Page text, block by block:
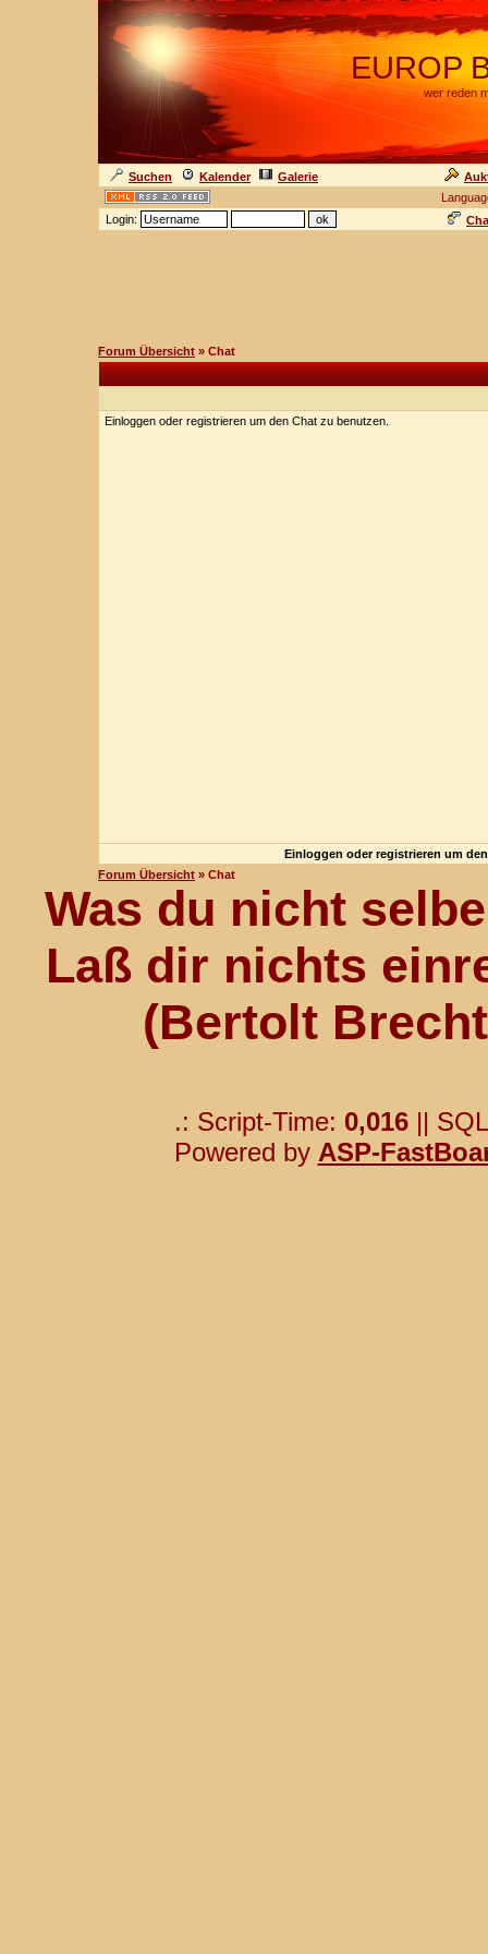
EUROP
wer reden
Suchen Kalender Galerie
Login:
Forum Übersicht » Chat
Einloggen oder registrieren um den Chat zu benutzen.
Einloggen oder registrieren um
Forum Übersicht » Chat
Was du nicht
Laß dir nichts
(Bertolt
.: Script-Time: 0,016||
Powered by ASP-